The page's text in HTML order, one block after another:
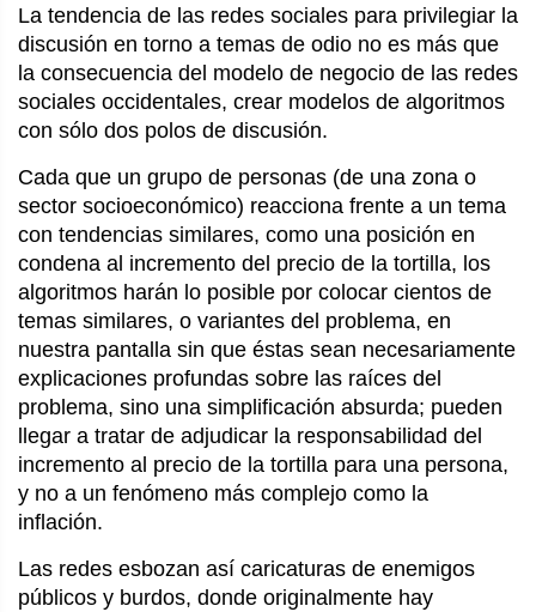
La tendencia de las redes sociales para privilegiar la
discusión en torno a temas de odio no es más que
la consecuencia del modelo de negocio de las redes
sociales occidentales, crear modelos de algoritmos
con sólo dos polos de discusión.
Cada que un grupo de personas (de una zona o
sector socioeconómico) reacciona frente a un tema
con tendencias similares, como una posición en
condena al incremento del precio de la tortilla, los
algoritmos harán lo posible por colocar cientos de
temas similares, o variantes del problema, en
nuestra pantalla sin que éstas sean necesariamente
explicaciones profundas sobre las raíces del
problema, sino una simplificación absurda; pueden
llegar a tratar de adjudicar la responsabilidad del
incremento al precio de la tortilla para una persona,
y no a un fenómeno más complejo como la
inflación.
Las redes esbozan así caricaturas de enemigos
públicos y burdos, donde originalmente hay